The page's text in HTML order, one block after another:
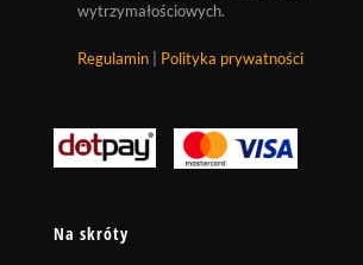
wytrzymałościowych.
Regulamin Polityka prywatności
Na skróty